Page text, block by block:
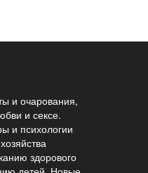
и очарования,
и сексе.
и психологии
здорового